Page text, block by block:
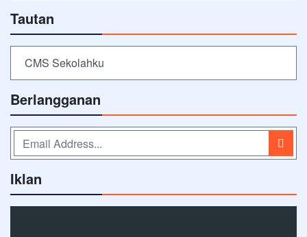
Tautan
CMS Sekolahku
Berlangganan
Iklan